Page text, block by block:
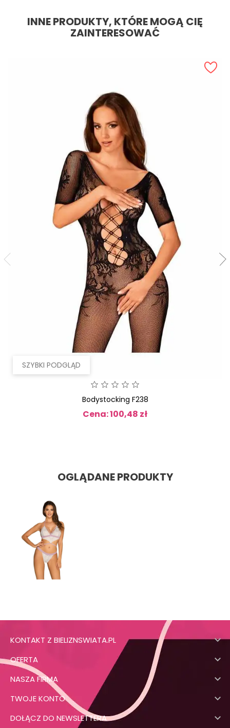
INNE PRODUKTY, KTÓRE MOGĄ CIĘ
ZAINTERESOWAĆ
SZYBKI PODGLĄD
Bodystocking F238
Cena: 100,48 zł
OGLĄDANE PRODUKTY
KONTAKT Z BIELIZNSWIATA.PL 
OFERTA 
NASZA FIRMA 
TWOJE KONTO 
DOŁĄCZ DO NEWSLETTERA 